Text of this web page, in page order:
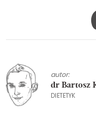
autor:
dr Bartosz
DIETETYK